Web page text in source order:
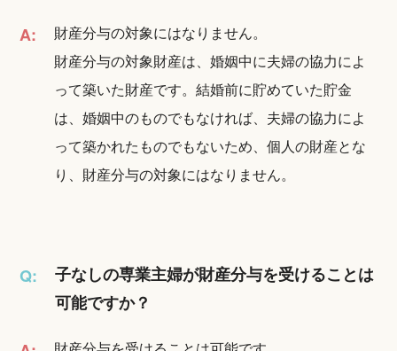
A:
財産分与の対象にはなりません。
財産分与の対象財産は、婚姻中に夫婦の協力によ
って築いた財産です。結婚前に貯めていた貯金
は、婚姻中のものでもなければ、夫婦の協力によ
って築かれたものでもないため、個人の財産とな
り、財産分与の対象にはなりません。
Q:
子なしの専業主婦が財産分与を受けることは
可能ですか？